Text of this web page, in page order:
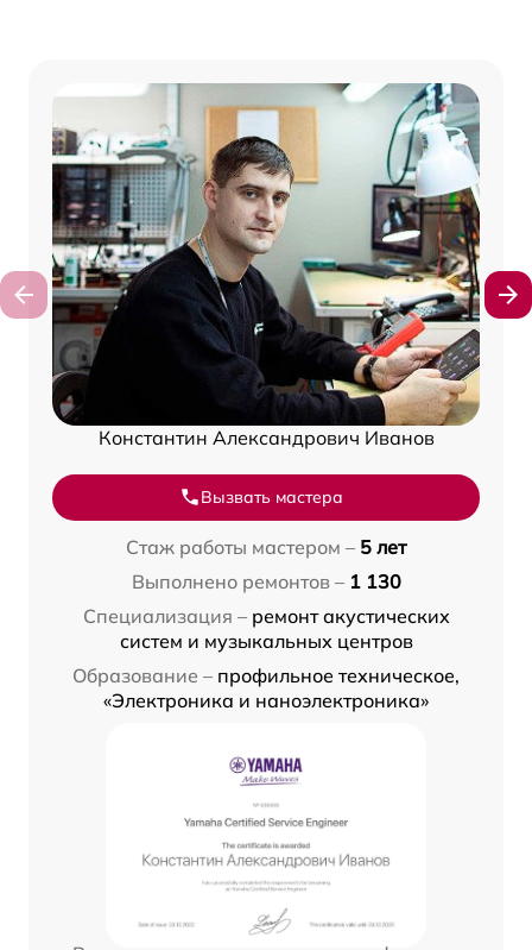
Константин Александрович Иванов
Вызвать мастера
Стаж работы мастером – 5 лет
Выполнено ремонтов – 1 130
Специализация – ремонт акустических
систем и музыкальных центров
Образование – профильное техническое,
«Электроника и наноэлектроника»